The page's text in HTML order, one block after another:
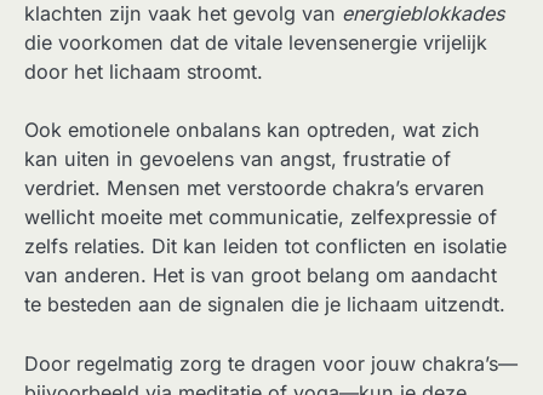
klachten zijn vaak het gevolg van energieblokkades
die voorkomen dat de vitale levensenergie vrijelijk
door het lichaam stroomt.
Ook emotionele onbalans kan optreden, wat zich
kan uiten in gevoelens van angst, frustratie of
verdriet. Mensen met verstoorde chakra’s ervaren
wellicht moeite met communicatie, zelfexpressie of
zelfs relaties. Dit kan leiden tot conflicten en isolatie
van anderen. Het is van groot belang om aandacht
te besteden aan de signalen die je lichaam uitzendt.
Door regelmatig zorg te dragen voor jouw chakra’s—